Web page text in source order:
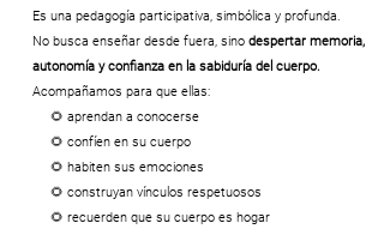
Es una pedagogía participativa, simbólica y profunda.
No busca enseñar desde fuera, sino despertar memoria,
autonomía y confianza en la sabiduría del cuerpo.
Acompañamos para que ellas:
🌻 aprendan a conocerse
🌻 confíen en su cuerpo
🌻 habiten sus emociones
🌻 construyan vínculos respetuosos
🌻 recuerden que su cuerpo es hogar